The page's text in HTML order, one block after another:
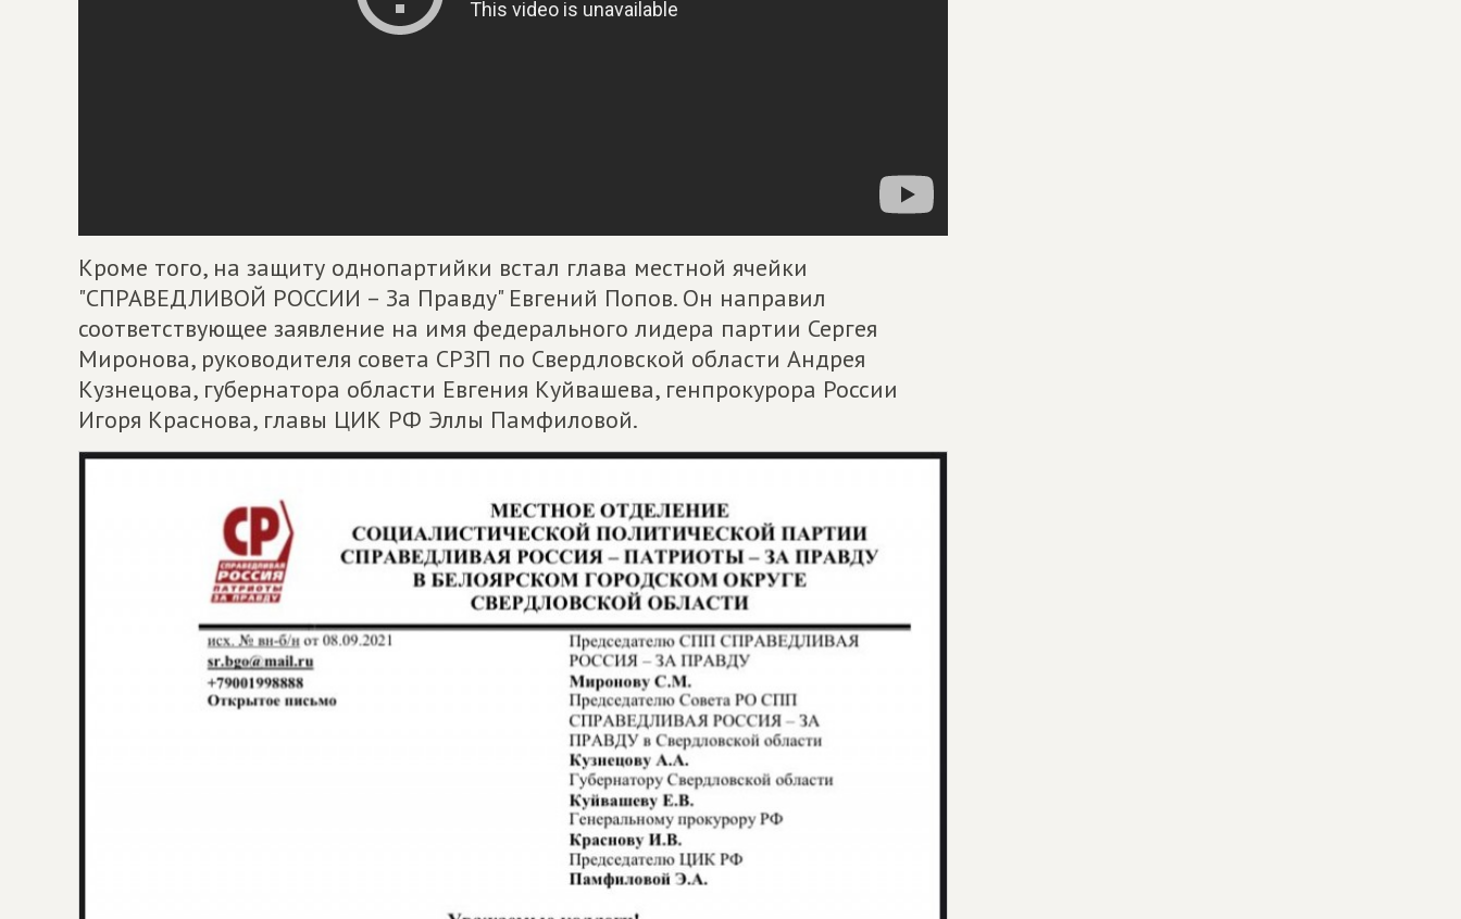
Кроме того, на защиту однопартийки встал глава местной ячейки
"СПРАВЕДЛИВОЙ РОССИИ – За Правду" Евгений Попов. Он направил
соответствующее заявление на имя федерального лидера партии Сергея
Миронова, руководителя совета СРЗП по Свердловской области Андрея
Кузнецова, губернатора области Евгения Куйвашева, генпрокурора России
Игоря Краснова, главы ЦИК РФ Эллы Памфиловой.